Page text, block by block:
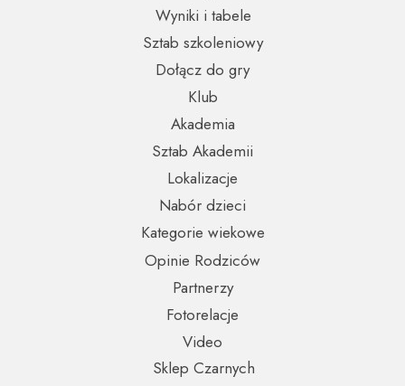
Partnerzy
Opinie Rodziców
Nabór dzieci
Wyniki i tabele
Sklep Czarnych
Video
Fotorelacje
Kategorie wiekowe
Lokalizacje
Sztab szkoleniowy
Sztab Akademii
Dołącz do gry
Akademia
Klub